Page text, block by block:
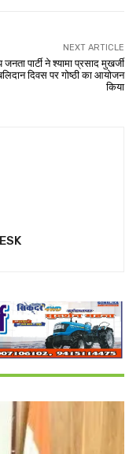
NEXT ARTICLE
जनता पार्टी ने श्यामा प्रसाद मुखर्जी
दिवस पर गोष्ठी का आयोजन
किया